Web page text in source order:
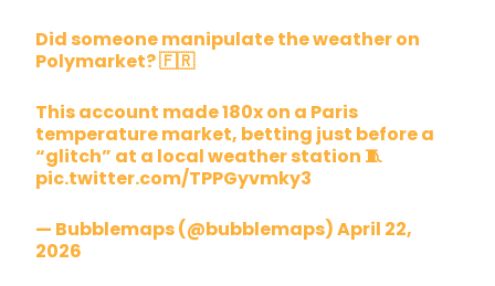
Did someone manipulate the weather on
Polymarket? 🇫🇷
This account made 180x on a Paris
temperature market, betting just before a
“glitch” at a local weather station 🧵
pic.twitter.com/TPPGyvmky3
— Bubblemaps (@bubblemaps)April 22,
2026